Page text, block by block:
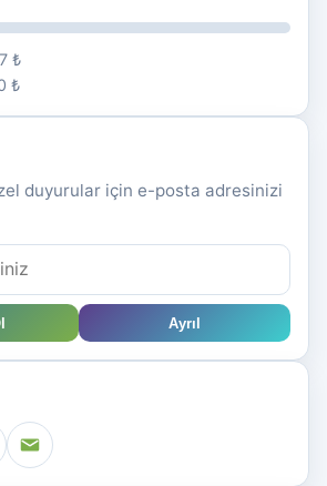
₺
₺
duyurular için e-posta adresinizi
Ayrıl